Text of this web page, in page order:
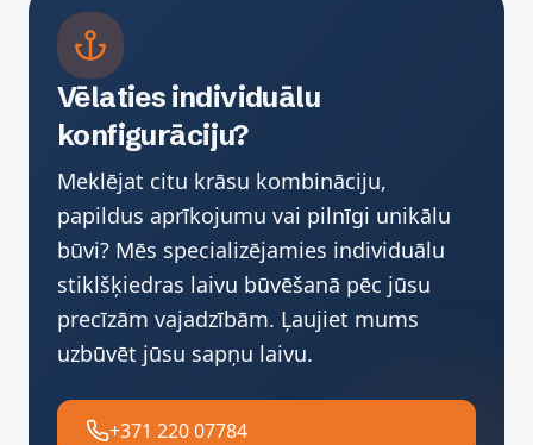
Vēlaties individuālu
konfigurāciju?
Meklējat citu krāsu kombināciju,
papildus aprīkojumu vai pilnīgi unikālu
būvi? Mēs specializējamies individuālu
stiklšķiedras laivu būvēšanā pēc jūsu
precīzām vajadzībām. Ļaujiet mums
uzbūvēt jūsu sapņu laivu.
+371 220 07784